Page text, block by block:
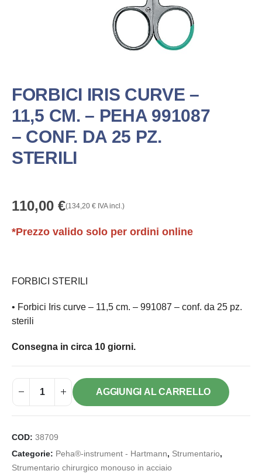
FORBICI IRIS CURVE –
11,5 CM. – PEHA 991087
– CONF. DA 25 PZ.
STERILI
110,00 €(134,20 € IVA incl.)
*Prezzo valido solo per ordini online
FORBICI STERILI
• Forbici Iris curve – 11,5 cm. – 991087 – conf. da 25 pz.
sterili
Consegna in circa 10 giorni.
AGGIUNGI AL CARRELLO
COD: 38709
Categorie: Peha®-instrument - Hartmann, Strumentario,
Strumentario chirurgico monouso in acciaio